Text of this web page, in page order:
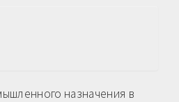
назначения в